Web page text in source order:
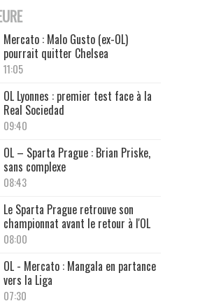
Mercato : Malo Gusto (ex-OL)
pourrait quitter Chelsea
11:05
OL Lyonnes : premier test face à la
Real Sociedad
09:40
OL – Sparta Prague : Brian Priske,
sans complexe
08:43
Le Sparta Prague retrouve son
championnat avant le retour à l'OL
08:00
OL - Mercato : Mangala en partance
vers la Liga
07:30